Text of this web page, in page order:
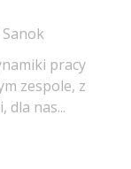
pracy
zespole, z
dla nas...